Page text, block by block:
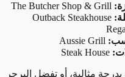
مثالية، أو تفضل البرجر